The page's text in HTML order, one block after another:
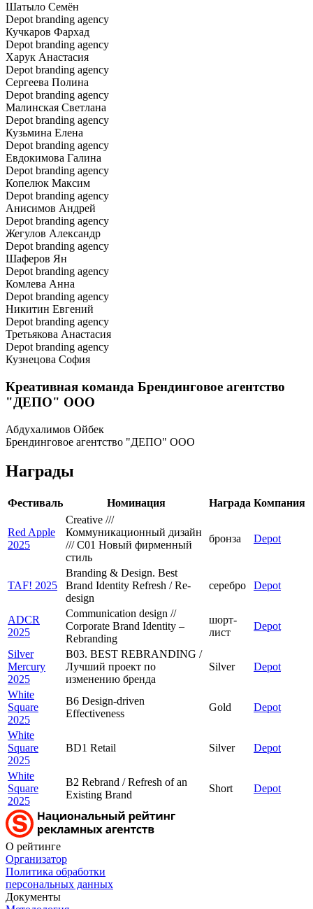
Шатыло Семён
Depot branding agency
Кучкаров Фархад
Depot branding agency
Харук Анастасия
Depot branding agency
Сергеева Полина
Depot branding agency
Малинская Светлана
Depot branding agency
Кузьмина Елена
Depot branding agency
Евдокимова Галина
Depot branding agency
Копелюк Максим
Depot branding agency
Анисимов Андрей
Depot branding agency
Жегулов Александр
Depot branding agency
Шаферов Ян
Depot branding agency
Комлева Анна
Depot branding agency
Никитин Евгений
Depot branding agency
Третьякова Анастасия
Depot branding agency
Кузнецова София
Креативная команда Брендинговое агентство
"ДЕПО" ООО
Абдухалимов Ойбек
Брендинговое агентство "ДЕПО" ООО
Награды
Фестиваль Номинация Награда Компания
Red Apple
2025
Creative ///
Коммуникационный дизайн
/// C01 Новый фирменный
стиль
бронза Depot
TAF! 2025
Branding & Design. Best
Brand Identity Refresh / Re-
design
серебро Depot
ADCR
2025
Communication design //
Corporate Brand Identity –
Rebranding
шорт-
лист
Depot
Silver
Mercury
2025
B03. BEST REBRANDING /
Лучший проект по
изменению бренда
Silver Depot
White
Square
2025
B6 Design-driven
Effectiveness
Gold Depot
White
Square
2025
BD1 Retail Silver Depot
White
Square
2025
B2 Rebrand / Refresh of an
Еxisting Brand
Short Depot
О рейтинге
Организатор
Политика обработки
персональных данных
Документы